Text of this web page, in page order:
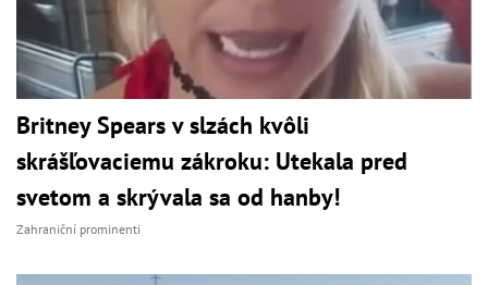
Britney Spears v slzách kvôli
skrášľovaciemu zákroku: Utekala pred
svetom a skrývala sa od hanby!
Zahraniční prominenti